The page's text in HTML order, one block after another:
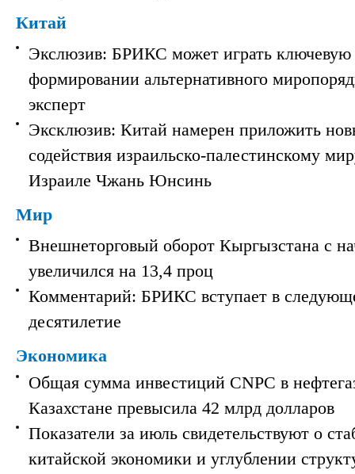
Китай
Экслюзив: БРИКС может играть ключевую
формировании альтернативного
эксперт
Эксклюзив: Китай намерен приложить
содействия израильско-палестинскому
Израиле Чжань Юнсинь
Мир
Внешнеторговый оборот Кыргызстана с
увеличился на 13,4 проц
Комментарий: БРИКС вступает в
десятилетие
Экономика
Общая сумма инвестиций CNPC в
Казахстане превысила 42 млрд долларов
Показатели за июль свидетельствуют о
китайской экономики и углублении